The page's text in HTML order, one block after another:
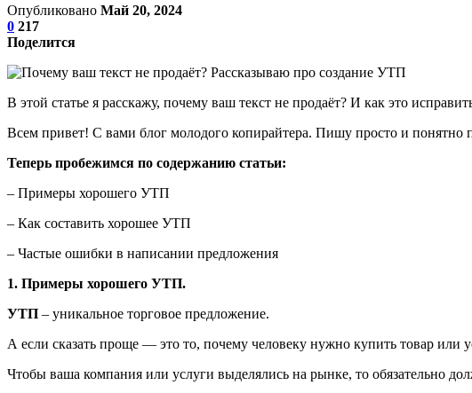
Опубликовано Май 20, 2024
0 217
Поделится
В этой статье я расскажу, почему ваш текст не продаёт? И как это
Всем привет! С вами блог молодого копирайтера. Пишу просто и понятно
Теперь пробежимся по содержанию статьи:
– Примеры хорошего УТП
– Как составить хорошее УТП
– Частые ошибки в написании предложения
1. Примеры хорошего УТП.
УТП – уникальное торговое предложение.
А если сказать проще — это то, почему человеку нужно купить товар
Чтобы ваша компания или услуги выделялись на рынке, то обязательно